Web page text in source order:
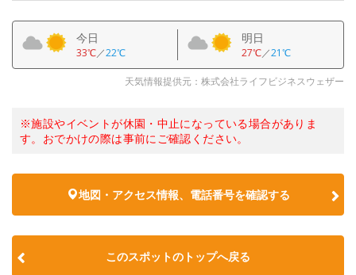
今日
33℃／22℃
明日
27℃／21℃
天気情報提供元：株式会社ライフビジネスウェザー
※施設やイベントが休園・中止になっている場合がありま
す。おでかけの際は事前にご確認ください。
地図・アクセス情報、電話番号を確認する
このスポットのトップへ戻る